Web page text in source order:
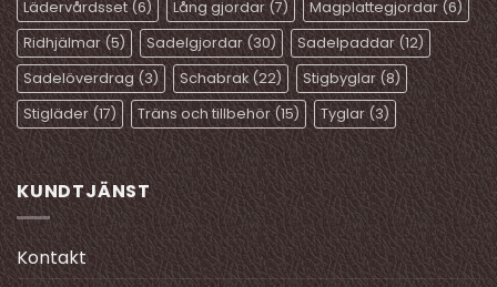
på
produktsidan
på
produktsidan
Lädervårdsset(6) Lång gjordar (7) Magplattegjordar(6)
Ridhjälmar(5) Sadelgjordar(30) Sadelpaddar (12)
Sadelöverdrag(3) Schabrak(22) Stigbyglar (8)
Stigläder(17) Träns och tillbehör(15) Tyglar(3)
KUNDTJÄNST
Kontakt